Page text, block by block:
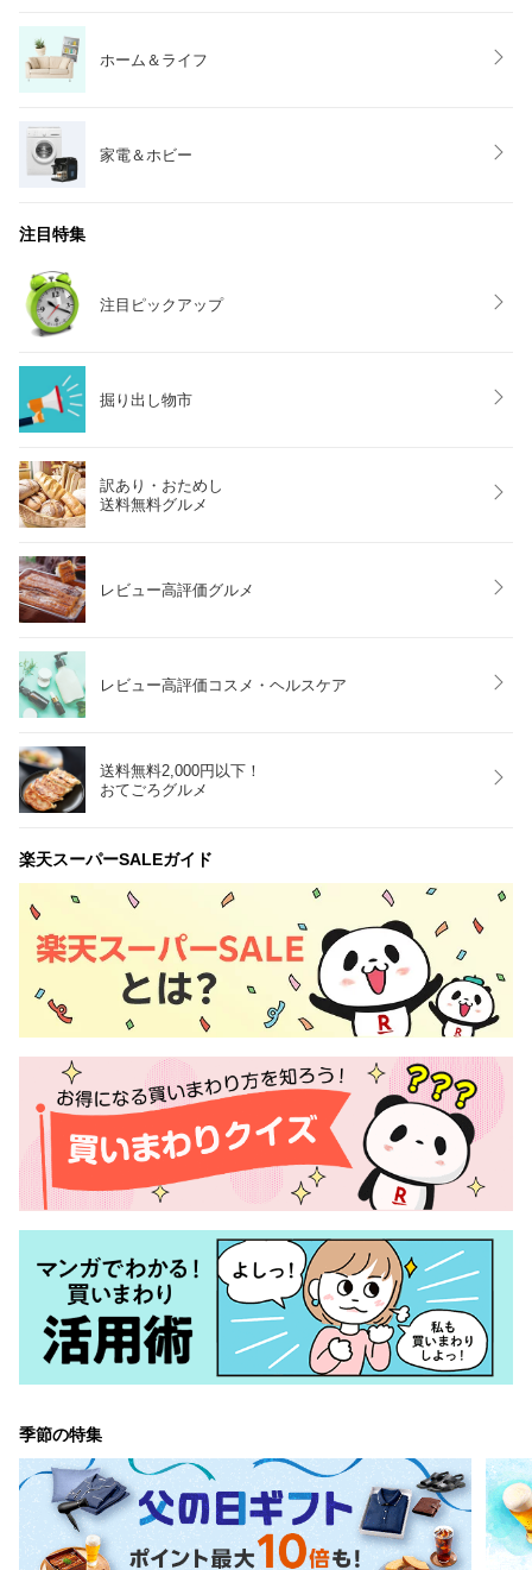
ホーム＆ライフ
家電＆ホビー
注目特集
注目ピックアップ
掘り出し物市
訳あり・おためし
送料無料グルメ
レビュー高評価グルメ
レビュー高評価コスメ・ヘルスケア
送料無料2,000円以下！
おてごろグルメ
楽天スーパーSALEガイド
季節の特集